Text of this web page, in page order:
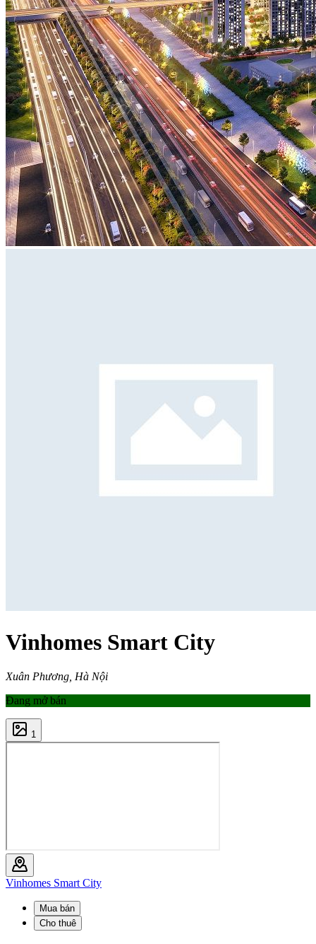
Vinhomes Smart City
Xuân Phương, Hà Nội
Đang mở bán
1
Vinhomes Smart City
Mua bán
Cho thuê